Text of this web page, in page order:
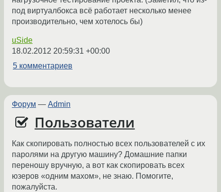
под виртуалбокса всё работает несколько менее
производительно, чем хотелось бы)
uSide
18.02.2012 20:59:31 +00:00
5 комментариев
Форум — Admin
Пользователи
Как скопировать полностью всех пользователей с их
паролями на другую машину? Домашние папки
переношу вручную, а вот как скопировать всех
юзеров «одним махом», не знаю. Помогите,
пожалуйста.